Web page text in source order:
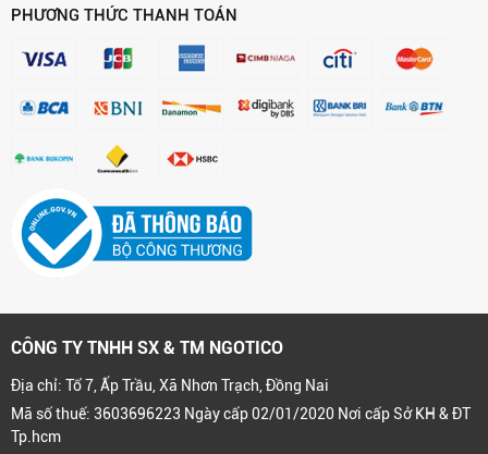
PHƯƠNG THỨC THANH TOÁN
CÔNG TY TNHH SX & TM NGOTICO
Địa chỉ: Tổ 7, Ấp Trầu, Xã Nhơn Trạch, Đồng Nai
Mã số thuế: 3603696223 Ngày cấp 02/01/2020 Nơi cấp Sở KH & ĐT
Tp.hcm